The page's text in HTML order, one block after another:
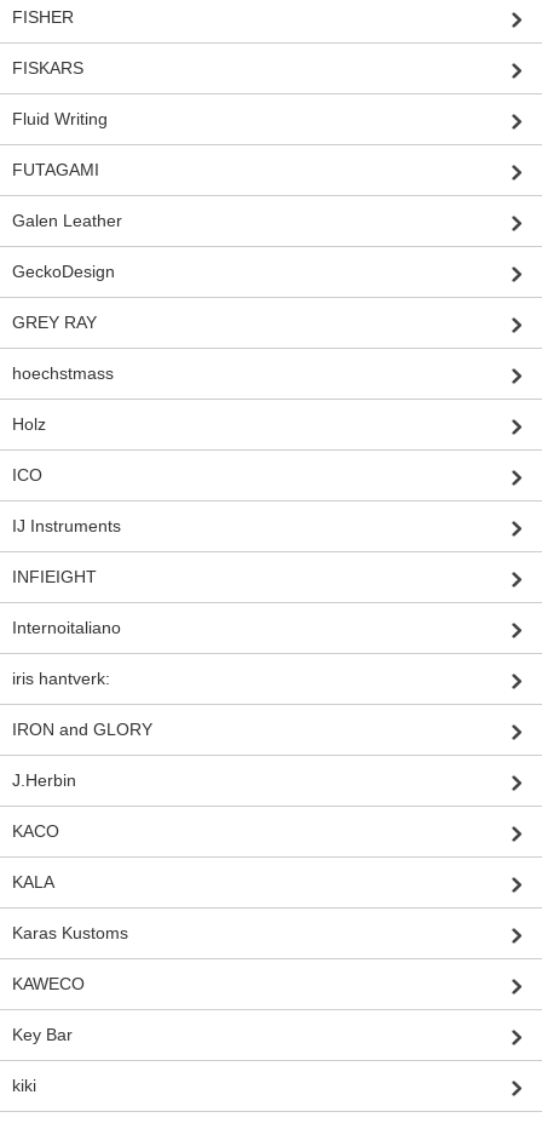
FISHER
FISKARS
Fluid Writing
FUTAGAMI
Galen Leather
GeckoDesign
GREY RAY
hoechstmass
Holz
ICO
IJ Instruments
INFIEIGHT
Internoitaliano
iris hantverk:
IRON and GLORY
J.Herbin
KACO
KALA
Karas Kustoms
KAWECO
Key Bar
kiki